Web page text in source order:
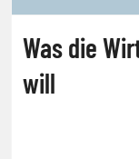
Was die
will